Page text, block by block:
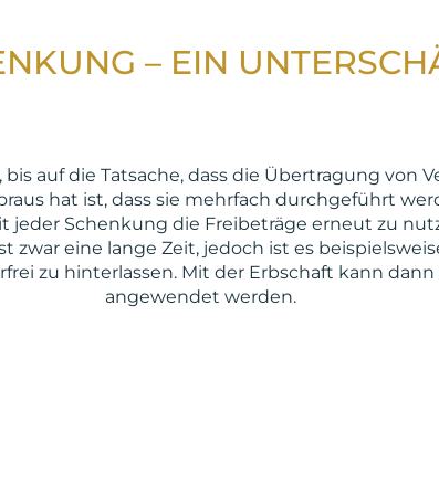
– EIN
auf die Tatsache, dass die Übertragung von
hat ist, dass sie mehrfach durchgeführt
Schenkung die Freibeträge erneut zu
eine lange Zeit, jedoch ist es
zu hinterlassen. Mit der Erbschaft kann
angewendet werden.